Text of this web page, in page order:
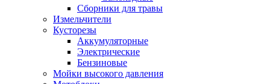
Сборники для травы
Измельчители
Кусторезы
Аккумуляторные
Электрические
Бензиновые
Мойки высокого давления